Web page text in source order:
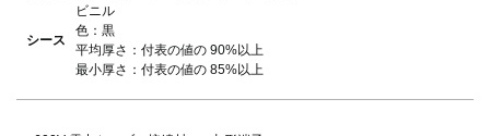
シース
ビニル
色：黒
平均厚さ：付表の値の 90%以上
最小厚さ：付表の値の 85%以上